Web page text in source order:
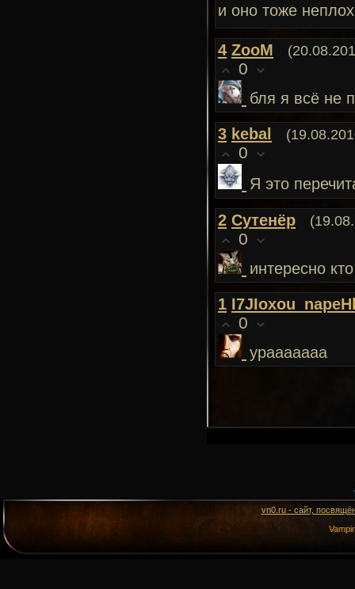
и оно тоже
4 ZooM
0
бля я всё не
3 kebal
0
Я это
2 Сутенёр
0
интересно
1
0
урааааааа
vn0.ru - сайт,